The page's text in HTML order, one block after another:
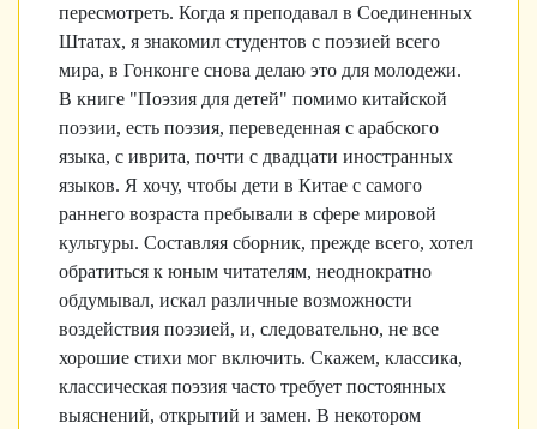
пересмотреть. Когда я преподавал в Соединенных
Штатах, я знакомил студентов с поэзией всего
мира, в Гонконге снова делаю это для молодежи.
В книге "Поэзия для детей" помимо китайской
поэзии, есть поэзия, переведенная с арабского
языка, с иврита, почти с двадцати иностранных
языков. Я хочу, чтобы дети в Китае с самого
раннего возраста пребывали в сфере мировой
культуры. Составляя сборник, прежде всего, хотел
обратиться к юным читателям, неоднократно
обдумывал, искал различные возможности
воздействия поэзией, и, следовательно, не все
хорошие стихи мог включить. Скажем, классика,
классическая поэзия часто требует постоянных
выяснений, открытий и замен. В некотором